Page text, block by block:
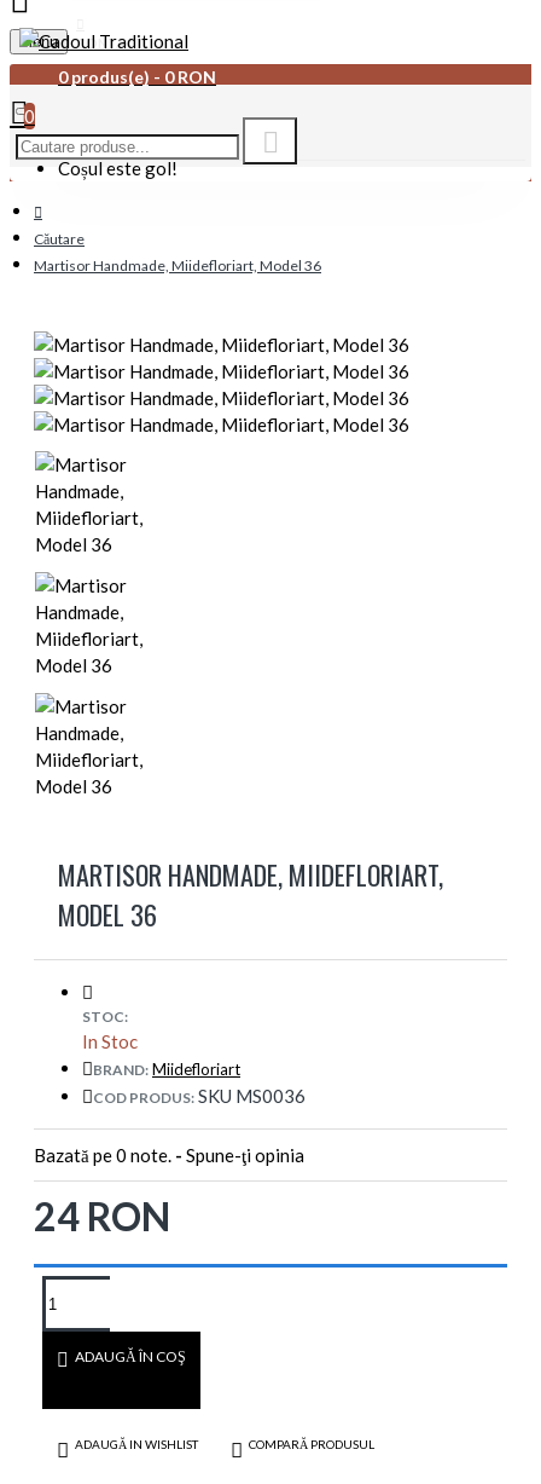
CONTACT
Menu
0 produs(e) - 0 RON
0
Coșul este gol!
Căutare
Martisor Handmade, Miidefloriart, Model 36
MARTISOR HANDMADE, MIIDEFLORIART,
MODEL 36
STOC:
In Stoc
BRAND: Miidefloriart
COD PRODUS: SKU MS0036
Bazată pe 0 note. - Spune-ţi opinia
24 RON
ADAUGĂ ÎN COŞ
ADAUGĂ IN WISHLIST COMPARĂ PRODUSUL